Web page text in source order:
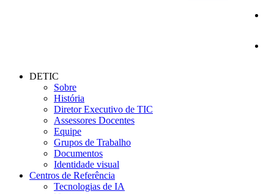
DETIC
Sobre
História
Diretor Executivo de TIC
Assessores Docentes
Equipe
Grupos de Trabalho
Documentos
Identidade visual
Centros de Referência
Tecnologias de IA